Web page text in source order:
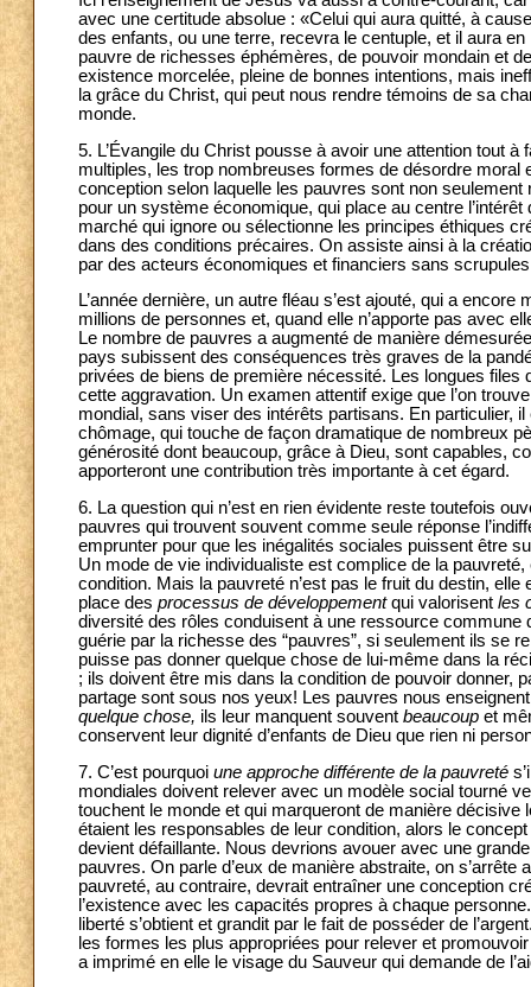
avec une certitude absolue : «Celui qui aura quitté, à
des enfants, ou une terre, recevra le centuple, et il aura
pauvre de richesses éphémères, de pouvoir mondain et
existence morcelée, pleine de bonnes intentions, mais
la grâce du Christ, qui peut nous rendre témoins de sa
monde.
5. L’Évangile du Christ pousse à avoir une attention tout
multiples, les trop nombreuses formes de désordre moral
conception selon laquelle les pauvres sont non
pour un système économique, qui place au centre
marché qui ignore ou sélectionne les principes éthiques
dans des conditions précaires. On assiste ainsi à la
par des acteurs économiques et financiers sans
L’année dernière, un autre fléau s’est ajouté, qui a
millions de personnes et, quand elle n’apporte pas avec
Le nombre de pauvres a augmenté de manière
pays subissent des conséquences très graves de la
privées de biens de première nécessité. Les longues files
cette aggravation. Un examen attentif exige que l’on
mondial, sans viser des intérêts partisans. En particulier,
chômage, qui touche de façon dramatique de nombreux
générosité dont beaucoup, grâce à Dieu, sont capables,
apporteront une contribution très importante à cet égard.
6. La question qui n’est en rien évidente reste toutefois
pauvres qui trouvent souvent comme seule réponse
emprunter pour que les inégalités sociales puissent être
Un mode de vie individualiste est complice de la
condition. Mais la pauvreté n’est pas le fruit du destin,
place des processus de développementqui valorisent les
diversité des rôles conduisent à une ressource commune
guérie par la richesse des “pauvres”, si seulement ils se
puisse pas donner quelque chose de lui-même dans la
; ils doivent être mis dans la condition de pouvoir donner,
partage sont sous nos yeux! Les pauvres nous
quelque chose, ils leur manquent souvent beaucoup et
conservent leur dignité d’enfants de Dieu que rien ni
7. C’est pourquoi une approche différente de la pauvreté
mondiales doivent relever avec un modèle social tourné
touchent le monde et qui marqueront de manière
étaient les responsables de leur condition, alors le
devient défaillante. Nous devrions avouer avec une
pauvres. On parle d’eux de manière abstraite, on
pauvreté, au contraire, devrait entraîner une conception
l’existence avec les capacités propres à chaque
liberté s’obtient et grandit par le fait de posséder de
les formes les plus appropriées pour relever et
a imprimé en elle le visage du Sauveur qui demande de